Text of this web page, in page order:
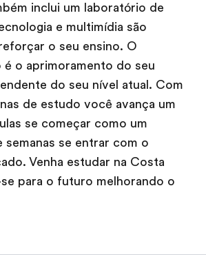
inclui um laboratório de
e multimídia são
o seu ensino. O
é o aprimoramento do seu
do seu nível atual. Com
de estudo você avança um
se começar como um
semanas se entrar com o
Venha estudar na Costa
para o futuro melhorando o